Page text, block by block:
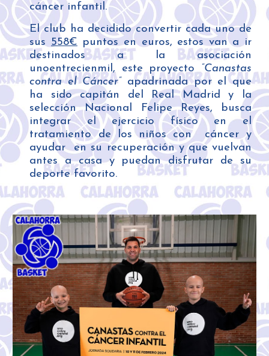
cáncer infantil.
El club ha decidido convertir cada uno de
sus 558€ puntos en euros, estos van a ir
destinados a la asociación
unoentrecienmil, este proyecto ”Canastas
contra el Cáncer” apadrinada por el que
ha sido capitán del Real Madrid y la
selección Nacional Felipe Reyes, busca
integrar el ejercicio físico en el
tratamiento de los niños con cáncer y
ayudar en su recuperación y que vuelvan
antes a casa y puedan disfrutar de su
deporte favorito.